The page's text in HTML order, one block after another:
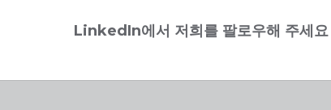
LinkedIn에서 저희를 팔로우해 주세요